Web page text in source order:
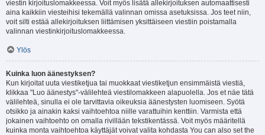
viestin kirjoituslomakkeessa. Voit myös lisätä allekirjoituksen automaattisesti
aina kaikkiin viesteihisi tekemällä valinnan omissa asetuksissa. Jos teet niin,
voit silti estää allekirjoituksen liittämisen yksittäiseen viestiin poistamalla
valinnan viestinkirjoituslomakkeessa.
Ylös
Kuinka luon äänestyksen?
Kun kirjoitat uuta viestiketjua tai muokkaat viestiketjun ensimmäistä viestiä,
klikkaa "Luo äänestys"-välilehteä viestilomakkeen alapuolella. Jos et näe tätä
välilehteä, sinulla ei ole tarvittavia oikeuksia äänestysten luomiseen. Syötä
otsikko ja ainakin kaksi vaihtoehtoa niille varattuihin kenttiin. Varmista että
jokainen vaihtoehto on omalla rivillään tekstikentässä. Voit myös määritellä
kuinka monta vaihtoehtoa käyttäjät voivat valita kohdasta You can also set the